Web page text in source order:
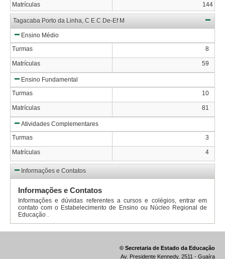
Matrículas
144
Tagacaba Porto da Linha, C E C De-Ef M
Ensino Médio
Turmas
8
Matrículas 59
Ensino Fundamental
Turmas
10
Matrículas 81
Atividades Complementares
Turmas
3
Matrículas 4
Informações e Contatos
Informações e Contatos
Informações e dúvidas referentes a cursos e colégios, entrar em
contato com o Estabelecimento de Ensino ou Núcleo Regional de
Educação .
© Secretaria de Estado da Educação
Av. Presidente Kennedy, 2511 - Guaíra